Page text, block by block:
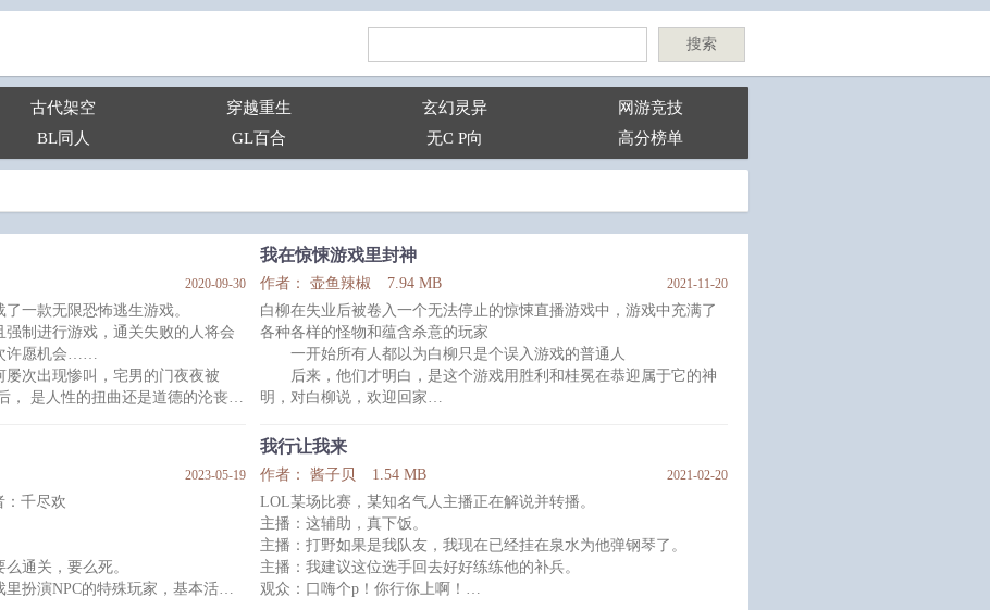
搜索
古代架空 穿越重生 玄幻灵异
网游竞技
BL同人 GL百合 无C P向 高分榜单
2020-09-30
一款无限恐怖逃生游戏。
制进行游戏，通关失败的人将会
许愿机会……
次出现惨叫，宅男的门夜夜被
， 是人性的扭曲还是道德的沦丧？
【前方高能预警！！！】
高亮字体【↓我就是鬼】
道有个鬼隐藏在
我在惊悚游戏里封神
作者： 壶鱼辣椒 7.94 MB 2021-11-20
白柳在失业后被卷入一个无法停止的惊悚直播游戏中，游戏中充满了
各种各样的怪物和蕴含杀意的玩家
一开始所有人都以为白柳只是个误入游戏的普通人
后来，他们才明白，是这个游戏用胜利和桂冕在恭迎属于它的神
明，对白柳说，欢迎回家
参考了跑团，scp，克系世界观
阅读注意事项：
大男主无限流爽文，6哥天下第一且万人迷，所有人对他又爱又
恨，但他自己不是好人，不看这一口的千万别点进来，以及角色三观
不代表作者三观，谢谢谢谢！
前期感情戏和
2023-05-19
：千尽欢
通关，要么死。
扮演NPC的特殊玩家，基本活在
我行让我来
作者： 酱子贝 1.54 MB 2021-02-20
LOL某场比赛，某知名气人主播正在解说并转播。
主播：这辅助，真下饭。
主播：打野如果是我队友，我现在已经挂在泉水为他弹钢琴了。
主播：我建议这位选手回去好好练练他的补兵。
观众：口嗨个p！你行你上啊！